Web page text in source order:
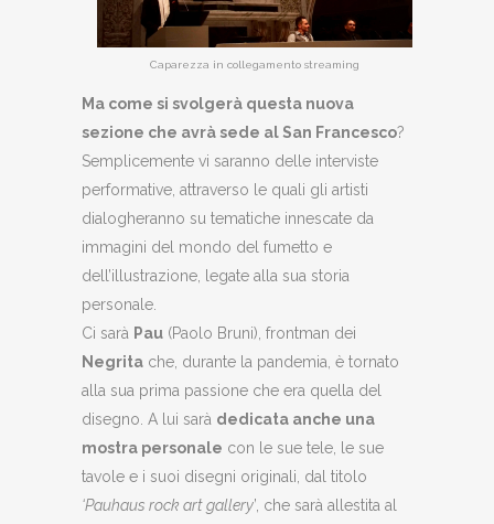
Caparezza in collegamento streaming
Ma come si svolgerà questa nuova
sezione che avrà sede al San Francesco?
Semplicemente vi saranno delle interviste
performative, attraverso le quali gli artisti
dialogheranno su tematiche innescate da
immagini del mondo del fumetto e
dell’illustrazione, legate alla sua storia
personale.
Ci sarà Pau (Paolo Bruni), frontman dei
Negrita che, durante la pandemia, è tornato
alla sua prima passione che era quella del
disegno. A lui sarà dedicata anche una
mostra personale con le sue tele, le sue
tavole e i suoi disegni originali, dal titolo
‘Pauhaus rock art gallery’, che sarà allestita al